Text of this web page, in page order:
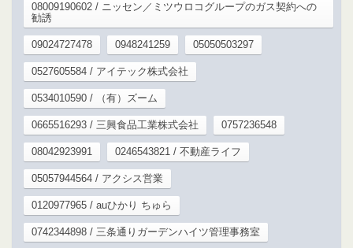
08009190602 / ニッセン／ミツウロコグループのガス契約への
勧誘
09024727478 0948241259 05050503297
0527605584 / アイテック株式会社
0534010590 / （有）ズーム
0665516293 / 三興食品工業株式会社 0757236548
08042923991 0246543821 / 不動産ライフ
05057944564 / アクシス営業
0120977965 / auひかり ちゅら
0742344898 / 三条通りガーデンハイツ管理事務室